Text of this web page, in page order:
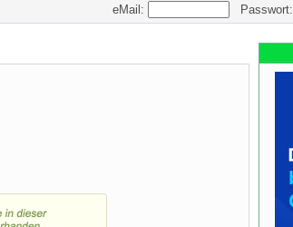
eMail: Passwort: